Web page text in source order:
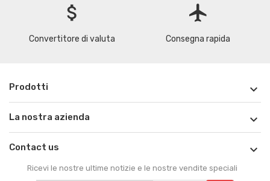
attach_money
Convertitore di valuta
flight
Consegna rapida
Prodotti 
La nostra azienda 
Contact us 
Ricevi le nostre ultime notizie e le nostre vendite speciali